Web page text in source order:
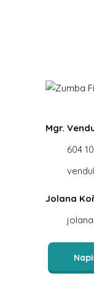
Mgr.
604
Jolana